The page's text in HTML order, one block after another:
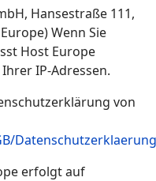
Hansestraße 111,
Wenn Sie
Host Europe
IP-Adressen.
von
erfolgt auf